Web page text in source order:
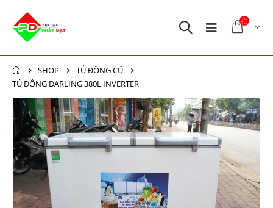
SHOP
TỦ ĐÔNG CŨ
TỦ ĐÔNG DARLING 380L INVERTER